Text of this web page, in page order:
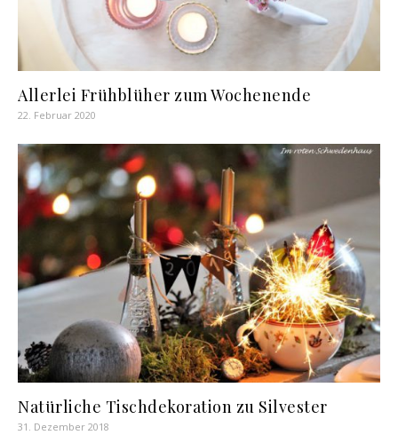
Allerlei Frühblüher zum Wochenende
22. Februar 2020
Natürliche Tischdekoration zu Silvester
31. Dezember 2018